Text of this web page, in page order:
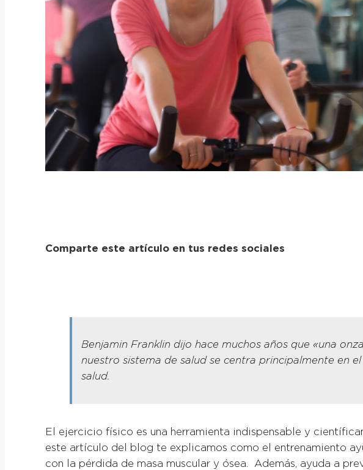
Comparte este artículo en tus redes sociales
Benjamin Franklin dijo hace muchos años que «una
nuestro sistema de salud se centra principalmente en
salud.
El ejercicio físico es una herramienta indispensable y
este artículo del blog te explicamos como el entrenamiento
con la pérdida de masa muscular y ósea. Además, ayuda a